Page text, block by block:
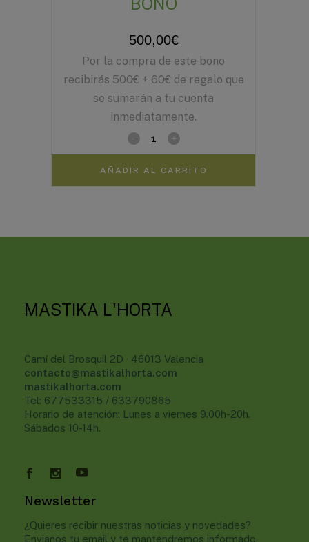
AÑADIR AL CARRITO
500,00€
Por la compra de este bono
recibirás 500€ + 60€ de regalo que
se sumarán a tu cuenta
inmediatamente.
MASTIKA L'HORTA
Camí del Brosquil 2D · 46013 Valencia
contacto@mastikalhorta.com
mastikalhorta.com
Tel: 677533315 / 633790865
Horario de atención: Lunes a viernes 9.00h-20h.
Sábados 10-14h.
Newsletter
¿Quieres recibir nuestras noticias y novedades?
Envianos tu email y te mantendremos informado.